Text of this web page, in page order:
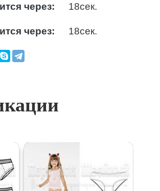
через: 17сек.
через: 17сек.